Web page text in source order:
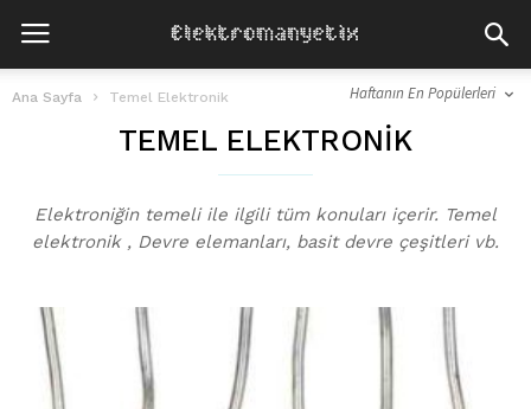
Ana Sayfa Temel Elektronik Haftanın En Popülerleri
TEMEL ELEKTRONIK
Elektroniğin temeli ile ilgili tüm konuları içerir. Temel
elektronik , Devre elemanları, basit devre çeşitleri vb.